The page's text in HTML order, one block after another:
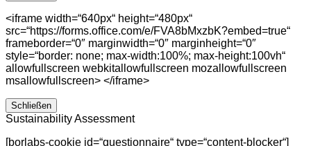
<iframe width=“640px“ height=“480px“
src=“https://forms.office.com/e/FVA8bMxzbK?embed=true“
frameborder=“0″ marginwidth=“0″ marginheight=“0″
style=“border: none; max-width:100%; max-height:100vh“
allowfullscreen webkitallowfullscreen mozallowfullscreen
msallowfullscreen> </iframe>
Schließen
Sustainability Assessment
[borlabs-cookie id=“questionnaire“ type=“content-blocker“]